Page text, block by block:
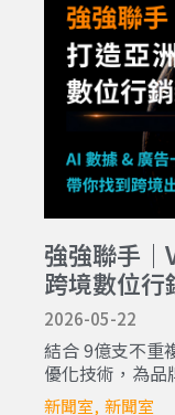
強強聯手
跨境數位行
2026-05-22
結合 9億支不重
優化技術，為品
新聞室 新聞室